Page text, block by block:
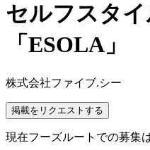
セルフスタ
「ESOLA」
株式会社ファイブ.シー
掲載をリクエストする
現在フーズルートでの募集